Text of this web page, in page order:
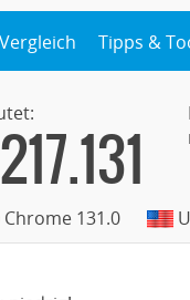
Tipps &
Chrome 131.0